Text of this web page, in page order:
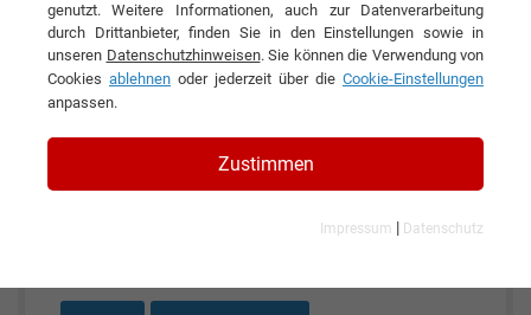
KONTAKT
Pröchel GmbH
genutzt. Weitere Informationen, auch zur Datenverarbeitung
durch Drittanbieter, finden Sie in den Einstellungen sowie in
unseren Datenschutzhinweisen. Sie können die Verwendung von
Cookies ablehnen oder jederzeit über die Cookie-Einstellungen
anpassen.
Zustimmen
Impressum | Datenschutz